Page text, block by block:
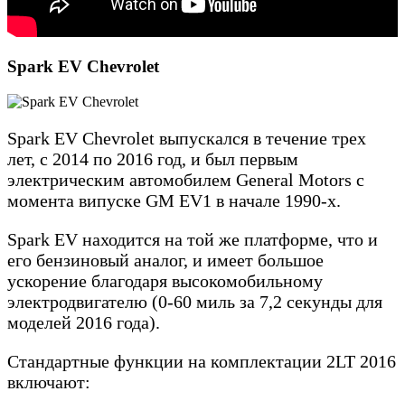
Spark EV Chevrolet
Spark EV Chevrolet выпускался в течение трех
лет, с 2014 по 2016 год, и был первым
электрическим автомобилем General Motors с
момента випуске GM EV1 в начале 1990-х.
Spark EV находится на той же платформе, что и
его бензиновый аналог, и имеет большое
ускорение благодаря высокомобильному
электродвигателю (0-60 миль за 7,2 секунды для
моделей 2016 года).
Стандартные функции на комплектации 2LT 2016
включают: